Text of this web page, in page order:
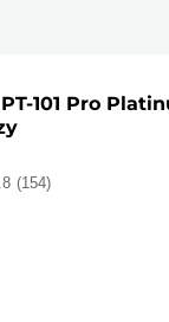
101 Pro
(154)